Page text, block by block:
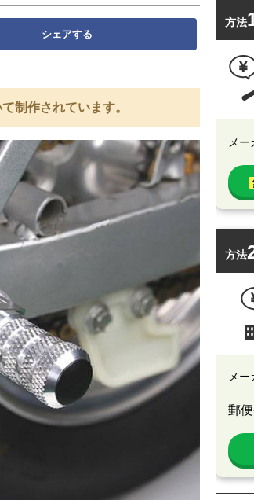
シェアする
制作されています。
方法
メー
方法
メー
郵